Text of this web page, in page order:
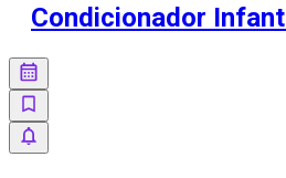
Condicionador